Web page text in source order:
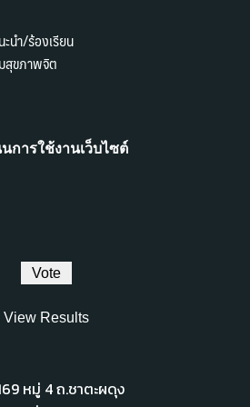
นำ/ร้องเรียน
สุขภาพจิต
การใช้งานเว็บไซต์
View Results
หมู่ 4 ถ.ชาตะผดุง